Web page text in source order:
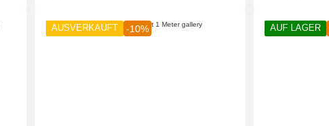
AUSVERKAUFT -10% AUF LAGER